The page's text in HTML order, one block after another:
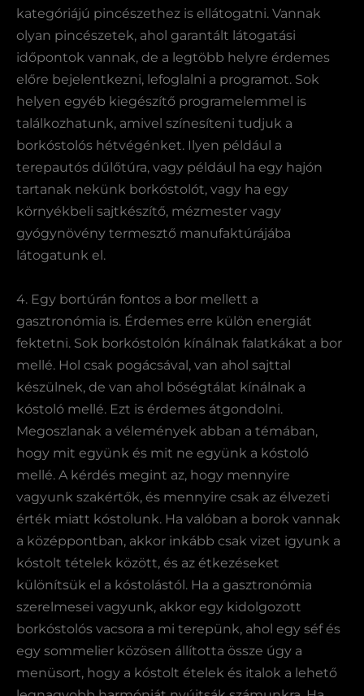
kategóriájú pincészethez is ellátogatni. Vannak
olyan pincészetek, ahol garantált látogatási
időpontok vannak, de a legtöbb helyre érdemes
előre bejelentkezni, lefoglalni a programot. Sok
helyen egyéb kiegészítő programelemmel is
találkozhatunk, amivel színesíteni tudjuk a
borkóstolós hétvégénket. Ilyen például a
terepautós dűlőtúra, vagy például ha egy hajón
tartanak nekünk borkóstolót, vagy ha egy
környékbeli sajtkészítő, mézmester vagy
gyógynövény termesztő manufaktúrájába
látogatunk el.
4. Egy bortúrán fontos a bor mellett a
gasztronómia is. Érdemes erre külön energiát
fektetni. Sok borkóstolón kínálnak falatkákat a bor
mellé. Hol csak pogácsával, van ahol sajttal
készülnek, de van ahol bőségtálat kínálnak a
kóstoló mellé. Ezt is érdemes átgondolni.
Megoszlanak a vélemények abban a témában,
hogy mit együnk és mit ne együnk a kóstoló
mellé. A kérdés megint az, hogy mennyire
vagyunk szakértők, és mennyire csak az élvezeti
érték miatt kóstolunk. Ha valóban a borok vannak
a középpontban, akkor inkább csak vizet igyunk a
kóstolt tételek között, és az étkezéseket
különítsük el a kóstolástól. Ha a gasztronómia
szerelmesei vagyunk, akkor egy kidolgozott
borkóstolós vacsora a mi terepünk, ahol egy séf és
egy sommelier közösen állította össze úgy a
menüsort, hogy a kóstolt ételek és italok a lehető